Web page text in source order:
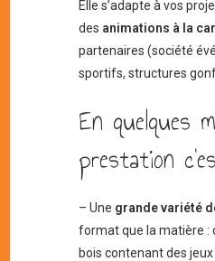
Elle s’adapte à vos
des animations à la
partenaires (société
sportifs, structures
En quelques
prestation
– Une grande variété
format que la matière :
bois contenant des jeux